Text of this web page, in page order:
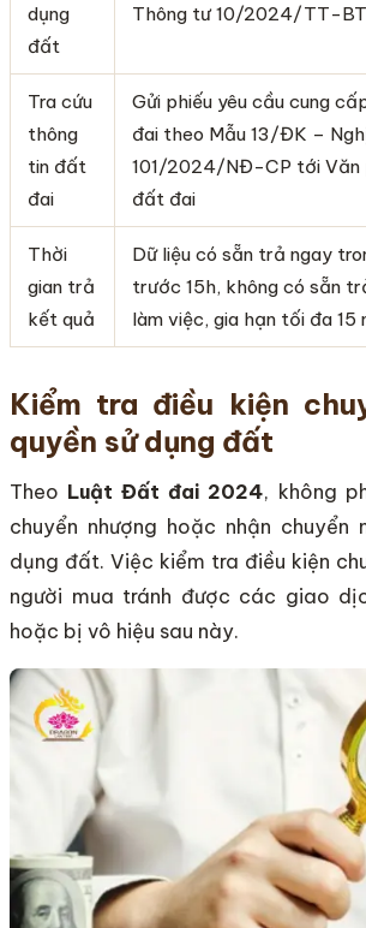
dụng
đất
Thông tư 10/2024/TT-
Tra cứu
thông
tin đất
đai
Gửi phiếu yêu cầu cung
đai theo Mẫu 13/ĐK –
101/2024/NĐ-CP tới Văn
đất đai
Thời
gian trả
kết quả
Dữ liệu có sẵn trả ngay
trước 15h, không có sẵn
làm việc, gia hạn tối đa 15
Kiểm tra điều kiện
quyền sử dụng đất
Theo Luật Đất đai 2024, không
chuyển nhượng hoặc nhận chuyển
dụng đất. Việc kiểm tra điều kiện
người mua tránh được các giao
hoặc bị vô hiệu sau này.